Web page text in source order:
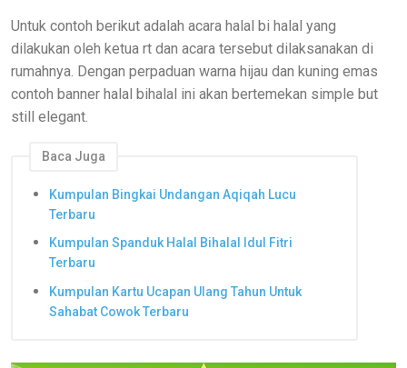
Untuk contoh berikut adalah acara halal bi halal yang
dilakukan oleh ketua rt dan acara tersebut dilaksanakan di
rumahnya. Dengan perpaduan warna hijau dan kuning emas
contoh banner halal bihalal ini akan bertemekan simple but
still elegant.
Baca Juga
Kumpulan Bingkai Undangan Aqiqah Lucu
Terbaru
Kumpulan Spanduk Halal Bihalal Idul Fitri
Terbaru
Kumpulan Kartu Ucapan Ulang Tahun Untuk
Sahabat Cowok Terbaru